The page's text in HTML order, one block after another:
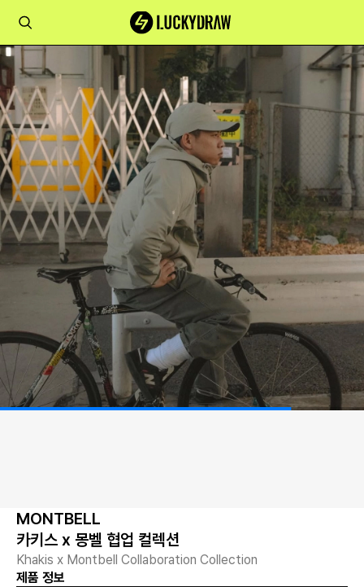
MONTBELL
카키스 x 몽벨 협업 컬렉션
Khakis x Montbell Collaboration Collection
제품 정보